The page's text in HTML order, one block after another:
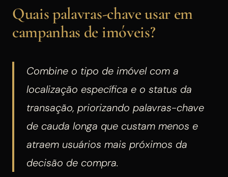
Quais palavras-chave usar em
campanhas de imóveis?
Combine o tipo de imóvel com a
localização específica e o status da
transação, priorizando palavras-chave
de cauda longa que custam menos e
atraem usuários mais próximos da
decisão de compra.